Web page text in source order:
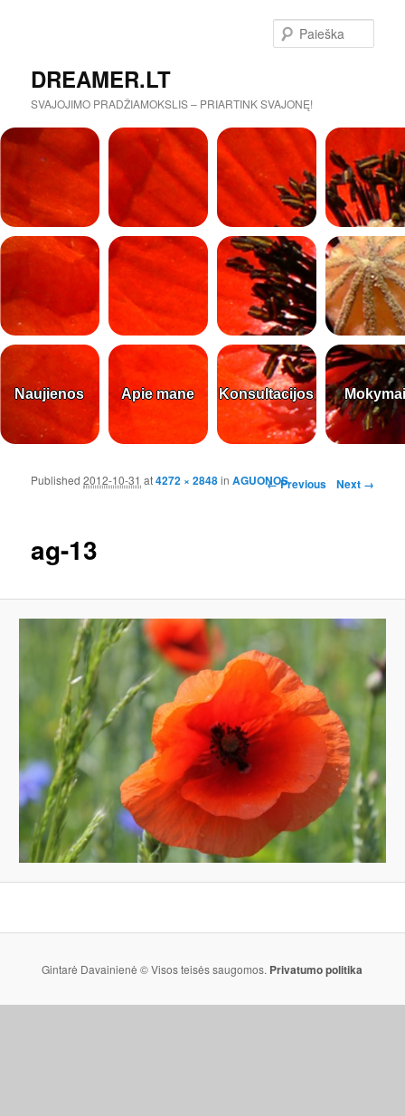
DREAMER.LT
SVAJOJIMO PRADŽIAMOKSLIS – PRIARTINK SVAJONĘ!
Naujienos Apie mane Konsultacijos Mokymai
Image navigation ← Previous Next →
ag-13
Published2012-10-31 at4272 × 2848inAGUONOS
Gintarė Davainienė © Visos teisės saugomos. Privatumo politika